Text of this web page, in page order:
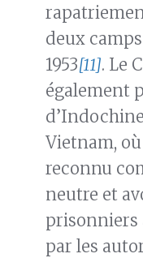
deux
1953[11]. Le
également
Vietnam,
reconnu
neutre et
prisonniers
par les